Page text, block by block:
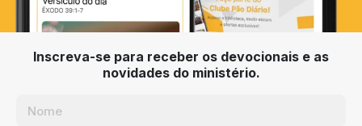
Inscreva-se para receber os devocionais e as
novidades do ministério.